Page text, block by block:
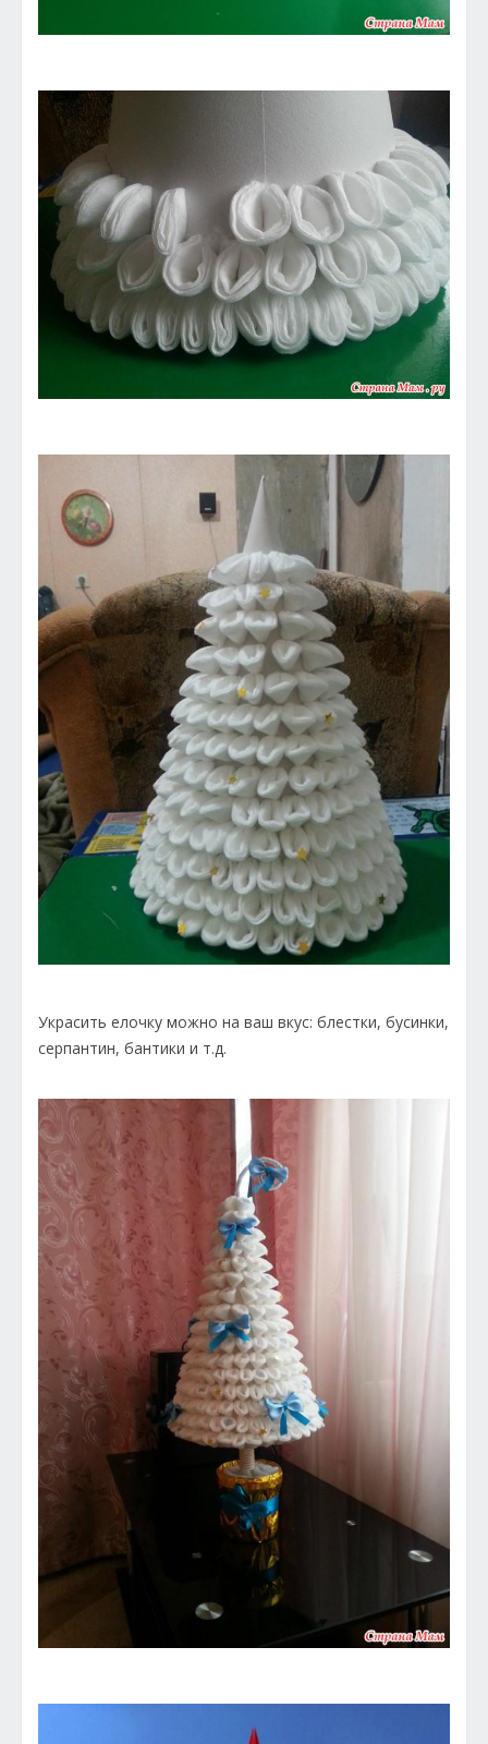
Украсить елочку можно на ваш вкус: блестки, бусинки,
серпантин, бантики и т.д.